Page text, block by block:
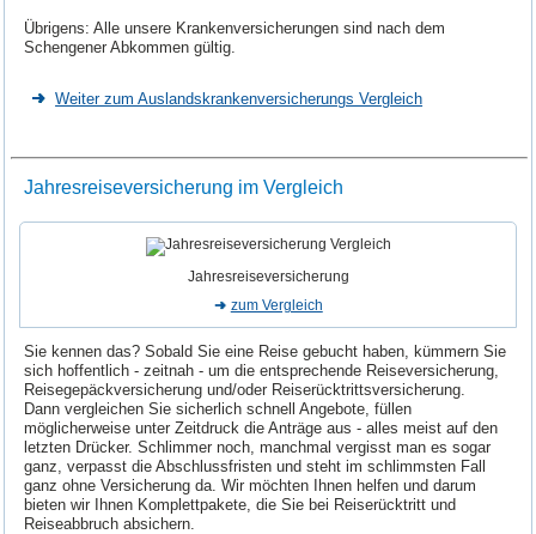
Übrigens: Alle unsere Krankenversicherungen sind nach dem
Schengener Abkommen gültig.
Weiter zum Auslandskrankenversicherungs Vergleich
Jahresreiseversicherung im Vergleich
Jahresreiseversicherung
zum Vergleich
Sie kennen das? Sobald Sie eine Reise gebucht haben, kümmern Sie
sich hoffentlich - zeitnah - um die entsprechende Reiseversicherung,
Reisegepäckversicherung und/oder Reiserücktrittsversicherung.
Dann vergleichen Sie sicherlich schnell Angebote, füllen
möglicherweise unter Zeitdruck die Anträge aus - alles meist auf den
letzten Drücker. Schlimmer noch, manchmal vergisst man es sogar
ganz, verpasst die Abschlussfristen und steht im schlimmsten Fall
ganz ohne Versicherung da. Wir möchten Ihnen helfen und darum
bieten wir Ihnen Komplettpakete, die Sie bei Reiserücktritt und
Reiseabbruch absichern.